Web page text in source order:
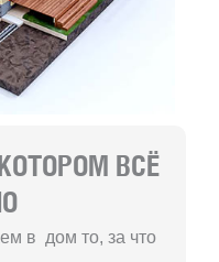
ВСЁ
в дом то, за что